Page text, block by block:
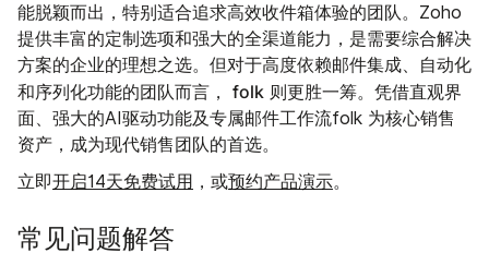
能脱颖而出，特别适合追求高效收件箱体验的团队。Zoho
提供丰富的定制选项和强大的全渠道能力，是需要综合解决
方案的企业的理想之选。但对于高度依赖邮件集成、自动化
和序列化功能的团队而言， folk 则更胜一筹。凭借直观界
面、强大的AI驱动功能及专属邮件工作流folk 为核心销售
资产，成为现代销售团队的首选。
立即开启14天免费试用 ，或预约产品演示。
常见问题解答